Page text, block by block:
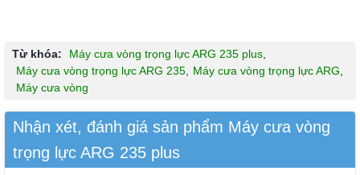
Từ khóa: Máy cưa vòng trọng lực ARG 235 plus,
Máy cưa vòng trọng lực ARG 235, Máy cưa vòng trọng lực ARG,
Máy cưa vòng
Nhận xét, đánh giá sản phẩm Máy cưa vòng
trọng lực ARG 235 plus